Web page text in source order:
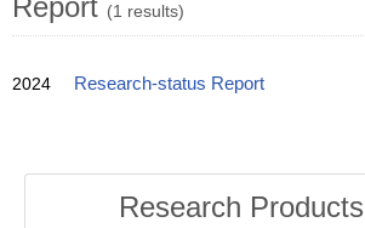
Report (1 results)
2024 Research-status Report
Research Products